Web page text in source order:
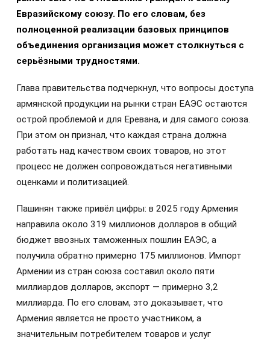
Евразийскому союзу. По его словам, без
полноценной реализации базовых принципов
объединения организация может столкнуться с
серьёзными трудностями.
Глава правительства подчеркнул, что вопросы доступа
армянской продукции на рынки стран ЕАЭС остаются
острой проблемой и для Еревана, и для самого союза.
При этом он признал, что каждая страна должна
работать над качеством своих товаров, но этот
процесс не должен сопровождаться негативными
оценками и политизацией.
Пашинян также привёл цифры: в 2025 году Армения
направила около 319 миллионов долларов в общий
бюджет ввозных таможенных пошлин ЕАЭС, а
получила обратно примерно 175 миллионов. Импорт
Армении из стран союза составил около пяти
миллиардов долларов, экспорт — примерно 3,2
миллиарда. По его словам, это доказывает, что
Армения является не просто участником, а
значительным потребителем товаров и услуг